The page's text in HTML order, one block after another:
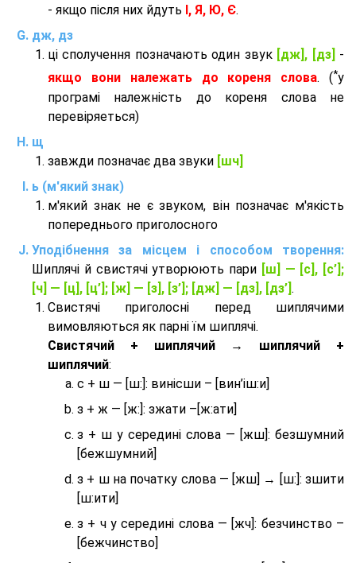
- якщо після них йдуть І, Я, Ю, Є.
дж, дз
ці сполучення позначають один звук [дж], [дз] -
якщо вони належать до кореня слова. (*у
програмі належність до кореня слова не
перевіряеться)
щ
завжди позначає два звуки [шч]
ь (м'який знак)
м'який знак не є звуком, він позначає м'якість
попереднього приголосного
Уподібнення за місцем і способом творення:
Шиплячі й свистячі утворюють пари [ш] — [c], [с’];
[ч] — [ц], [ц’]; [ж] — [з], [з’]; [дж] — [дз], [дз’] .
Свистячі приголосні перед шиплячими
вимовляються як парні їм шиплячі.
Cвистячий + шиплячий → шиплячий +
шиплячий:
с + ш — [ш:]: винісши – [вин’іш:и]
з + ж — [ж:]: зжати –[ж:ати]
з + ш у середині слова — [жш]: безшумний
[бежшумний]
з + ш на початку слова — [жш] → [ш:]: зшити
[ш:ити]
з + ч у середині слова — [жч]: безчинство –
[бежчинство]